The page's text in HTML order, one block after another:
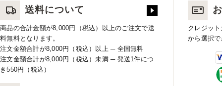
送料について
商品の合計金額が8,000円（税込）以上のご注文で送
料無料となります。
注文金額合計が8,000円（税込）以上 ─ 全国無料
注文金額合計が8,000円（税込）未満 ─ 発送1件につ
き550円（税込）
クレジッ
から選択